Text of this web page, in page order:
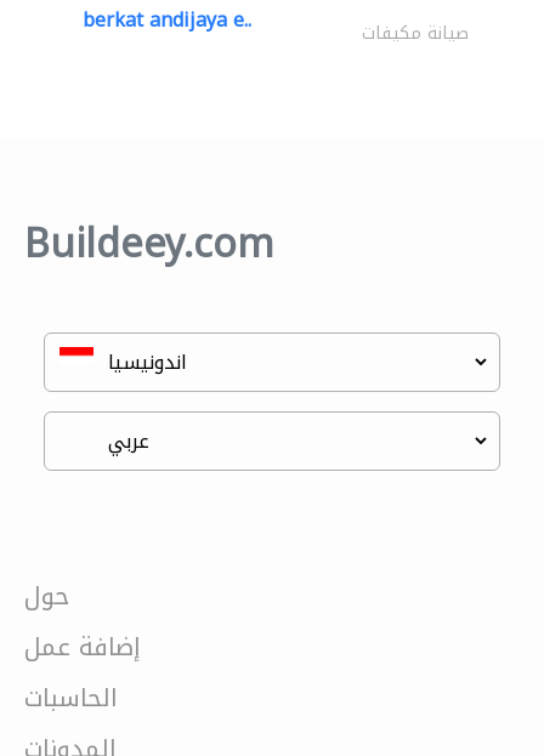
berkat andijaya e.. صيانة مكيفات
Buildeey.com
حول
إضافة عمل
الحاسبات